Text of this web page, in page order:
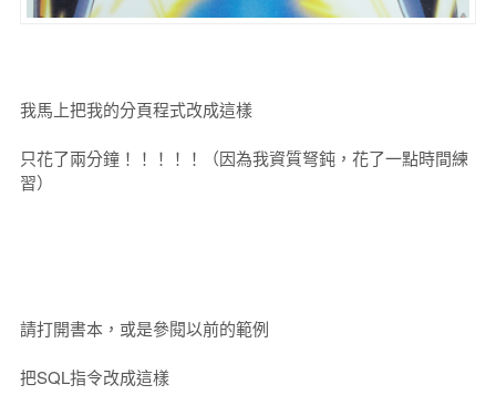
我馬上把我的分頁程式改成這樣
只花了兩分鐘！！！！！（因為我資質弩鈍，花了一點時間練
習）
請打開書本，或是參閱以前的範例
把SQL指令改成這樣